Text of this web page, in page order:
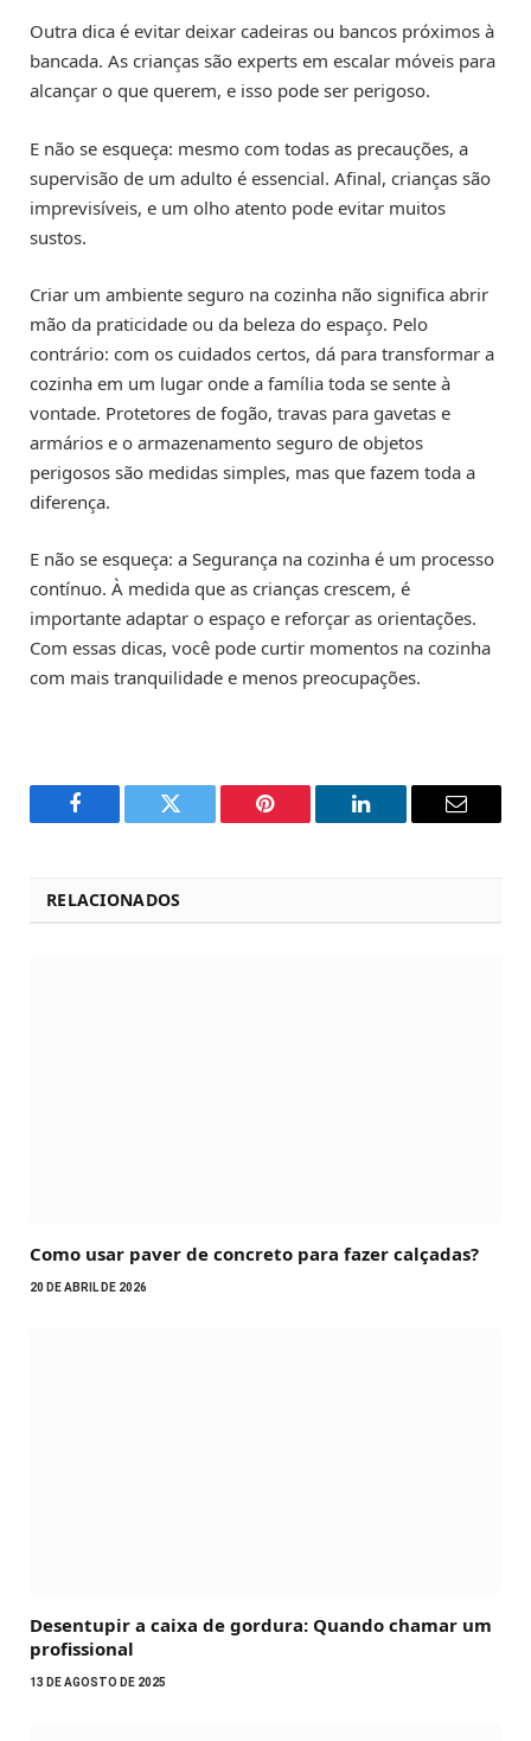
Outra dica é evitar deixar cadeiras ou bancos próximos à
bancada. As crianças são experts em escalar móveis para
alcançar o que querem, e isso pode ser perigoso.
E não se esqueça: mesmo com todas as precauções, a
supervisão de um adulto é essencial. Afinal, crianças são
imprevisíveis, e um olho atento pode evitar muitos
sustos.
Criar um ambiente seguro na cozinha não significa abrir
mão da praticidade ou da beleza do espaço. Pelo
contrário: com os cuidados certos, dá para transformar a
cozinha em um lugar onde a família toda se sente à
vontade. Protetores de fogão, travas para gavetas e
armários e o armazenamento seguro de objetos
perigosos são medidas simples, mas que fazem toda a
diferença.
E não se esqueça: a Segurança na cozinha é um processo
contínuo. À medida que as crianças crescem, é
importante adaptar o espaço e reforçar as orientações.
Com essas dicas, você pode curtir momentos na cozinha
com mais tranquilidade e menos preocupações.
Facebook Twitter Pinterest LinkedIn Email
RELACIONADOS
Como usar paver de concreto para fazer calçadas?
20 DE ABRIL DE 2026
Desentupir a caixa de gordura: Quando chamar um
profissional
13 DE AGOSTO DE 2025